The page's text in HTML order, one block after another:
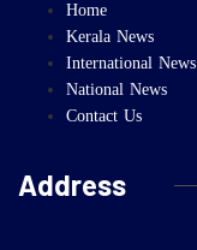
Home
Kerala News
International News
National News
Contact Us
Address